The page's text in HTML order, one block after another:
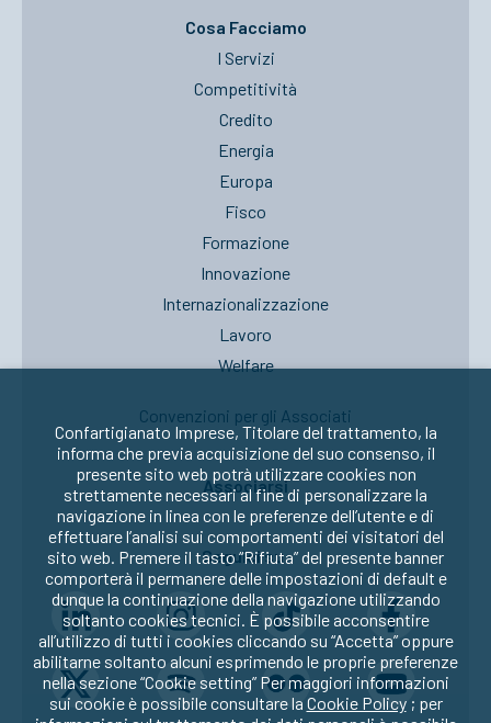
Cosa Facciamo
I Servizi
Competitività
Credito
Energia
Europa
Fisco
Formazione
Innovazione
Internazionalizzazione
Lavoro
Welfare
Convenzioni per gli Associati
Associarsi
Seguici su:
Confartigianato Imprese, Titolare del trattamento, la
informa che previa acquisizione del suo consenso, il
presente sito web potrà utilizzare cookies non
strettamente necessari al fine di personalizzare la
navigazione in linea con le preferenze dell’utente e di
effettuare l’analisi sui comportamenti dei visitatori del
sito web. Premere il tasto “Rifiuta” del presente banner
comporterà il permanere delle impostazioni di default e
dunque la continuazione della navigazione utilizzando
soltanto cookies tecnici. È possibile acconsentire
all’utilizzo di tutti i cookies cliccando su “Accetta” oppure
abilitarne soltanto alcuni esprimendo le proprie preferenze
nella sezione “Cookie setting” Per maggiori informazioni
sui cookie è possibile consultare la Cookie Policy; per